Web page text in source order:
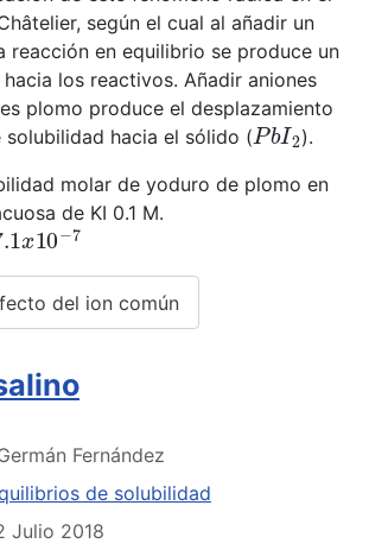
según el cual al añadir un
reacción en equilibrio se produce un
los reactivos. Añadir aniones
plomo produce el desplazamiento
hacia el sólido (PbI2).
molar de yoduro de plomo en
de KI 0.1 M.
x10− 7
del ion común
Fernández
de solubilidad
Julio 2018